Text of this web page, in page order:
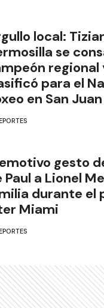
local:
se
regional
para el
en San Juan
gesto
Paul a Lionel
durante el
Miami